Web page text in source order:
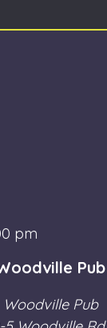
pm
Pub
Woodville Pub